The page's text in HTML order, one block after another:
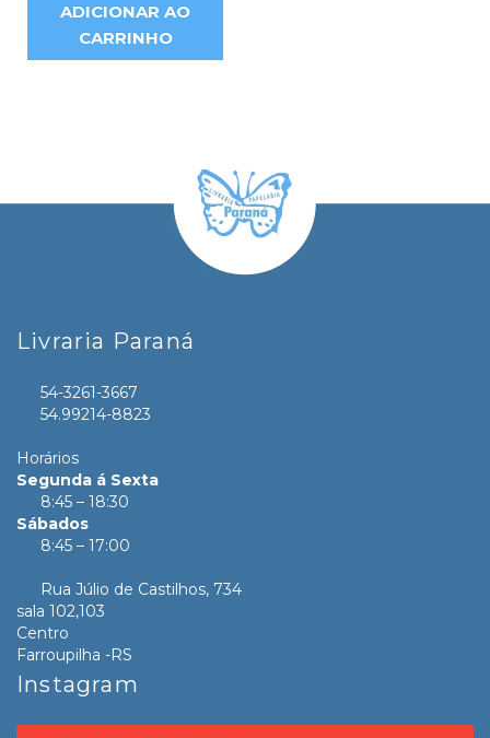
ADICIONAR AO
CARRINHO
Livraria Paraná
54-3261-3667
54.99214-8823
Horários
Segunda á Sexta
8:45 – 18:30
Sábados
8:45 – 17:00
Rua Júlio de Castilhos, 734
sala 102,103
Centro
Farroupilha -RS
Instagram